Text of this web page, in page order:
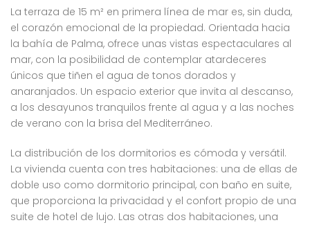
La terraza de 15 m² en primera línea de mar es, sin duda,
el corazón emocional de la propiedad. Orientada hacia
la bahía de Palma, ofrece unas vistas espectaculares al
mar, con la posibilidad de contemplar atardeceres
únicos que tiñen el agua de tonos dorados y
anaranjados. Un espacio exterior que invita al descanso,
a los desayunos tranquilos frente al agua y a las noches
de verano con la brisa del Mediterráneo.
La distribución de los dormitorios es cómoda y versátil.
La vivienda cuenta con tres habitaciones: una de ellas de
doble uso como dormitorio principal, con baño en suite,
que proporciona la privacidad y el confort propio de una
suite de hotel de lujo. Las otras dos habitaciones, una